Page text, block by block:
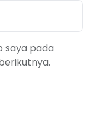
saya pada